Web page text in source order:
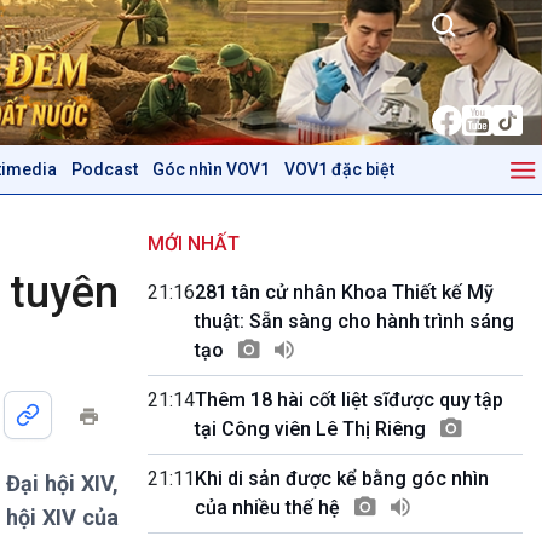
Podcast Góc nhìn VOV1 VOV1 đặc biệt
Trước giờ mở cửa
Dòng chảy Kinh tế
Tuyên chiến với gian lận
thương mại
Mùa vàng
Biển đảo Việt Nam
Tâm tình biên giới và hải
Tìm hiểu biển, đảo Việt
Nam
Podcast
Góc nhìn VOV1
Bình luận
hội XIV,
XIV của
MỚI NHẤT
21:16281 tân cử nhân Khoa Thiết kế Mỹ
thuật: Sẵn sàng cho hành trình sáng
tạo
21:14Thêm 18 hài cốt liệt sĩđược quy tập
tại Công viên Lê Thị Riêng
21:11Khi di sản được kể bằng góc nhìn
của nhiều thế hệ